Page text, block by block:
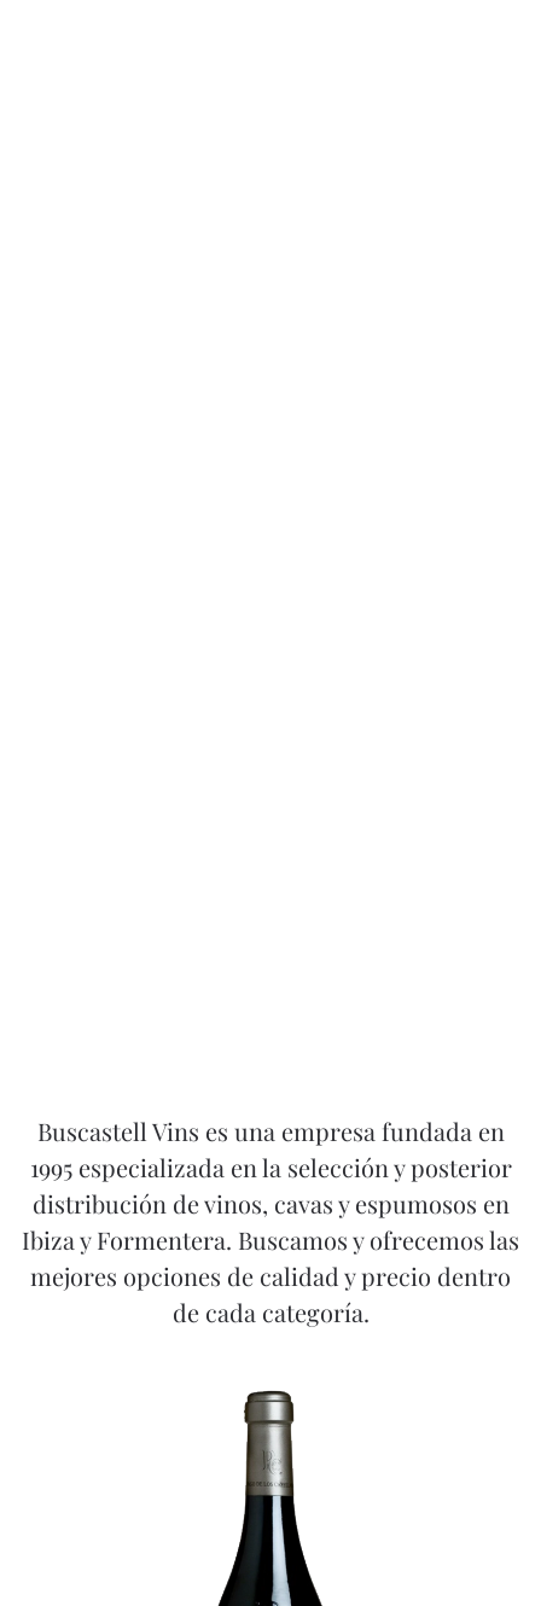
Buscastell Vins es una empresa fundada en
1995 especializada en la selección y posterior
distribución de vinos, cavas y espumosos en
Ibiza y Formentera. Buscamos y ofrecemos las
mejores opciones de calidad y precio dentro
de cada categoría.